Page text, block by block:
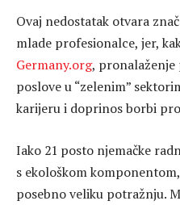
Ovaj nedostatak otvara
mlade profesionalce, jer,
Germany.org, pronalaženje
poslove u “zelenim”
karijeru i doprinos borbi
Iako 21 posto njemačke
s ekološkom
posebno veliku potražnju.